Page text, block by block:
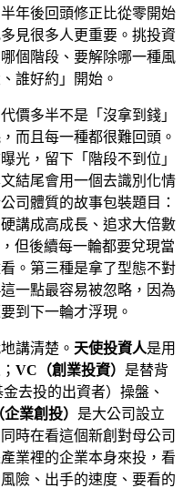
年後回頭修正比從零開始
見很多人更重要。挑投資
個階段、要解除哪一種風
誰好約」開始。
價多半不是「沒拿到錢」
而且每一種都很難回頭。
光，留下「階段不到位」
結尾會用一個去識別化情
司體質的故事包裝題目：
講成高成長、追求大倍數
但後續每一輪都要兌現當
。第三種是拿了型態不對
一點最容易被忽略，因為
到下一輪才浮現。
講清楚。 天使投資人是用
VC（創業投資） 是替背
去投的出資者）操盤、
業創投） 是大公司設立
時在看這個新創對母公司
業裡的企業本身來投，看
險、出手的速度、要看的